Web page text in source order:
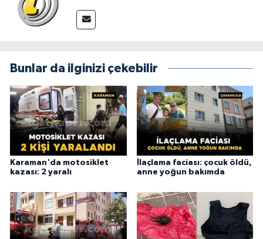
Bunlar da ilginizi çekebilir
Karaman'da motosiklet
kazası: 2 yaralı
İlaçlama faciası: çocuk öldü,
anne yoğun bakımda